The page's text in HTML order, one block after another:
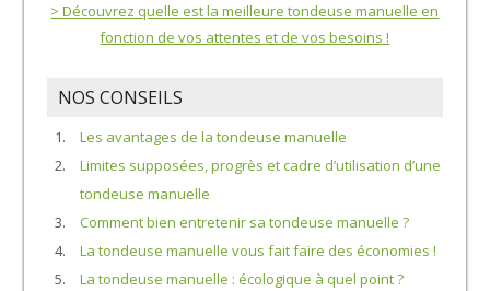
> Découvrez quelle est la meilleure tondeuse manuelle en
fonction de vos attentes et de vos besoins !
NOS CONSEILS
Les avantages de la tondeuse manuelle
Limites supposées, progrès et cadre d’utilisation d’une
tondeuse manuelle
Comment bien entretenir sa tondeuse manuelle ?
La tondeuse manuelle vous fait faire des économies !
La tondeuse manuelle : écologique à quel point ?